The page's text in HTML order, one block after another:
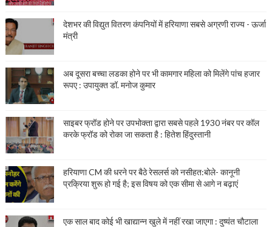
देशभर की विद्युत वितरण कंपनियों में हरियाणा सबसे अग्रणी राज्य - ऊर्जा
मंत्री
अब दूसरा बच्चा लडका होने पर भी कामगार महिला को मिलेंगे पांच हजार
रूपए : उपायुक्त डॉ. मनोज कुमार
साइबर फ्रॉड होने पर उपभोक्ता द्वारा सबसे पहले 1930 नंबर पर कॉल
करके फ्रॉड को रोका जा सकता है : हितेश हिंदुस्तानी
हरियाणा CM की धरने पर बैठे रेसलर्स को नसीहत:बोले- कानूनी
प्रक्रिया शुरू हो गई है; इस विषय को एक सीमा से आगे न बढ़ाएं
एक साल बाद कोई भी खाद्यान्न खुले में नहीं रखा जाएगा : दुष्यंत चौटाला